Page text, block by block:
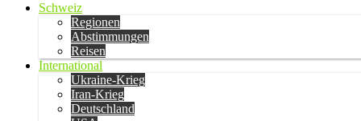
Schweiz
Regionen
Abstimmungen
Reisen
International
Ukraine-Krieg
Iran-Krieg
Deutschland